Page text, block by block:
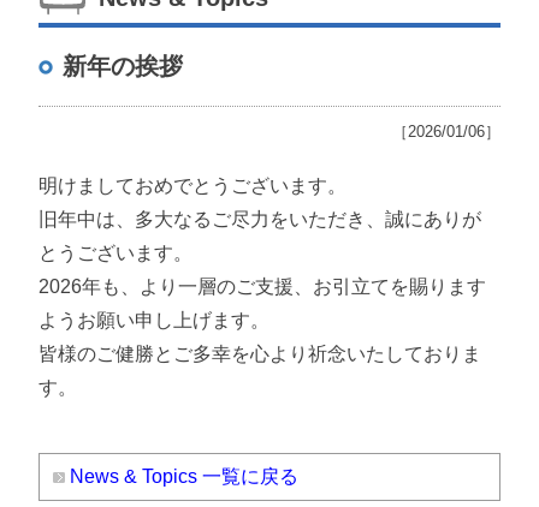
新年の挨拶
［2026/01/06］
明けましておめでとうございます。
旧年中は、多大なるご尽力をいただき、誠にありが
とうございます。
2026年も、より一層のご支援、お引立てを賜ります
ようお願い申し上げます。
皆様のご健勝とご多幸を心より祈念いたしておりま
す。
News & Topics 一覧に戻る